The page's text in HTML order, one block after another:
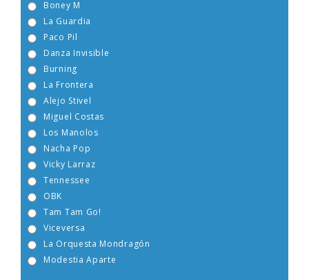
Boney M
Burning
Alejo Stivel
Miguel Costas
Nacha Pop
Vicky Larraz
La Orquesta Mondragón
Modestia Aparte